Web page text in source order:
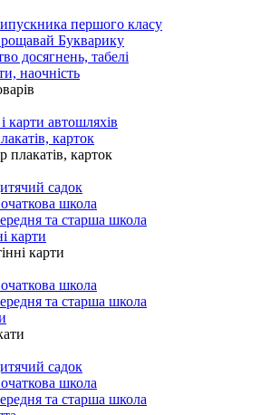
першого класу
Букварику
досягнень, табелі
наочність
карти автошляхів
карток
плакатів, карток
садок
школа
та старша школа
карти
карти
школа
та старша школа
садок
школа
та старша школа